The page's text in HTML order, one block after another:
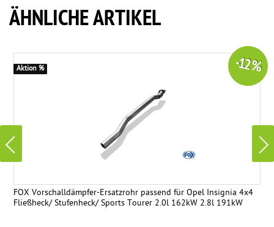
ÄHNLICHE ARTIKEL
FOX Vorschalldämpfer-Ersatzrohr passend für Opel Insignia 4x4
Fließheck/ Stufenheck/ Sports Tourer 2.0l 162kW 2.8l 191kW
-12 %
Aktion %